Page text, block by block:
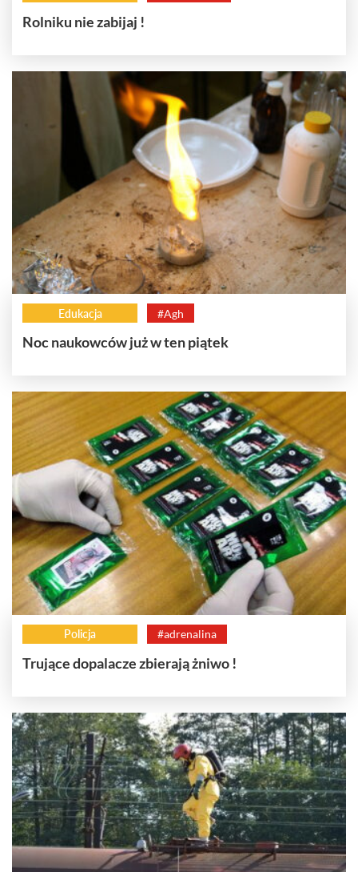
Rolniku nie zabijaj !
Edukacja #Agh
Noc naukowców już w ten piątek
Policja #adrenalina
Trujące dopalacze zbierają żniwo !